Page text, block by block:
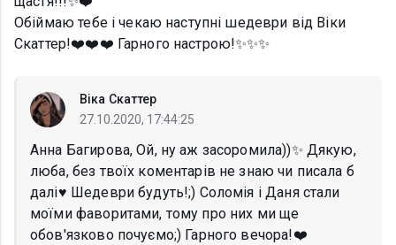
Обіймаю тебе і чекаю наступні шедеври від Віки
Скаттер!❤️❤️❤️ Гарного настрою!✨✨✨
Віка Скаттер
27.10.2020, 17:44:25
Анна Багирова, Ой, ну аж засоромила))✨ Дякую,
люба, без твоїх коментарів не знаю чи писала б
далі♥️ Шедеври будуть!;) Соломія і Даня стали
моїми фаворитами, тому про них ми ще
обов'язково почуємо;) Гарного вечора!❤️